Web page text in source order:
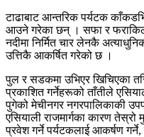
टाढाबाट आन्तरिक पर्यटक
आउने गरेका छन् । सफा र
नदीमा निर्मित चार लेनकै
उत्तिकै आकर्षित गरेको छ ।
पुल र सडकमा उभिएर खिचिएका
प्रकाशित गर्नेहरूको ताँतीले
पुगेको मेचीनगर नगरपालिकाकी
एसियाली राजमार्गका कारण
प्रवेश गर्ने पर्यटकलाई आकर्षण गर्ने,